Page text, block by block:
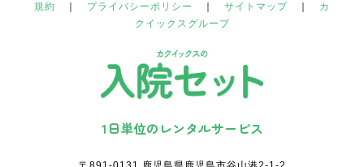
規約
プライバシーポリシー サイトマップ
カ
クイックスグループ
1日単位のレンタルサービス